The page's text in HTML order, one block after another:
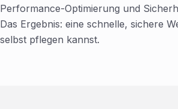
Performance-Optimierung und
Das Ergebnis: eine schnelle, sichere
selbst pflegen kannst.